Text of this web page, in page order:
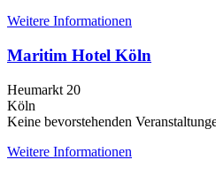
Weitere Informationen
Maritim Hotel Köln
Heumarkt 20
Köln
Keine bevorstehenden
Weitere Informationen